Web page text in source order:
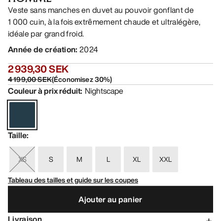
Veste sans manches en duvet au pouvoir gonflant de
1 000 cuin, à la fois extrêmement chaude et ultralégère,
idéale par grand froid.
Année de création: 2024
2 939,30 SEK
4 199,00 SEK(Économisez30%)
Couleur à prix réduit: Nightscape
Taille:
XS S M L XL
XXL
Tableau des tailles et guide sur les coupes
Ajouter au panier